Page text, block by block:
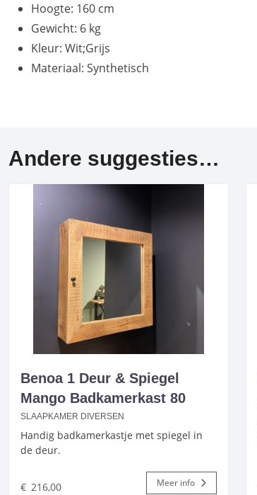
Hoogte: 160 cm
Gewicht: 6 kg
Kleur: Wit;Grijs
Materiaal: Synthetisch
Andere suggesties…
Benoa 1 Deur & Spiegel
Mango Badkamerkast 80
SLAAPKAMER DIVERSEN
Handig badkamerkastje met spiegel in
de deur.
€ 216,00 Meer info